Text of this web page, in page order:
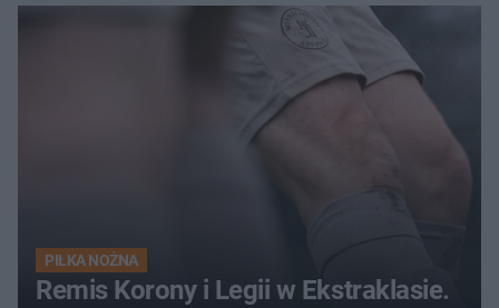
PIŁKA NOŻNA
Remis Korony i Legii w Ekstraklasie.